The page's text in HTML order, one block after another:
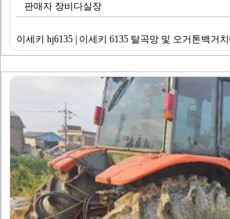
판매자 장비다실장
이세키 hj6135 | 이세키 6135 탈곡망 및 오거톤백거